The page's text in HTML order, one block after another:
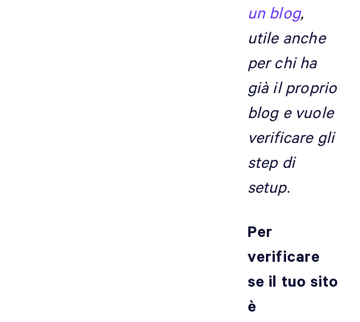
un blog,
utile anche
per chi ha
già il proprio
blog e vuole
verificare gli
step di
setup.
Per
verificare
se il tuo sito
è